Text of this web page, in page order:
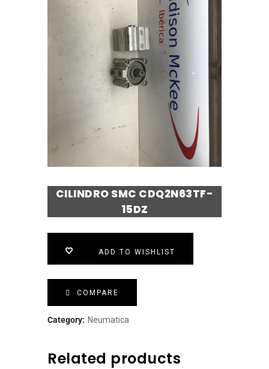
CILINDRO SMC CDQ2N63TF-
15DZ
ADD TO WISHLIST
COMPARE
Category: Neumatica
Related products